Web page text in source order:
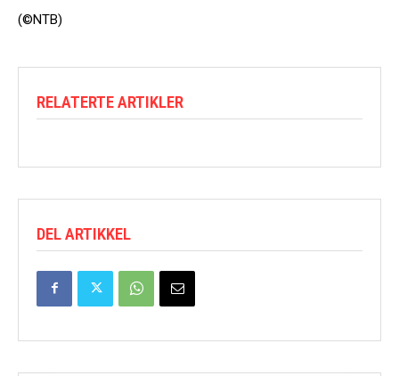
(©NTB)
RELATERTE ARTIKLER
DEL ARTIKKEL